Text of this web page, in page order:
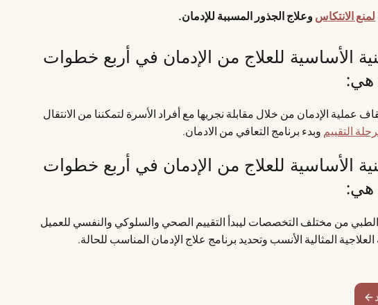
لمنع الانتكاسوعلاج الجذور المسببة للإدمان.
الأساسية للعلاج من الإدمان في أربع خطوات
هي:
عملية الإدمان من خلال مقابلة نجريها مع أفراد الأسرة لتمكننا من الانتقال
التقييم وبدء برنامج التعافي من الادمان.
الأساسية للعلاج من الإدمان في أربع خطوات
هي:
الطبي من مختلف التخصصات ليبدأ التقييم الصحي والسلوكي والنفسي للعميل
المثالية الأنسب وتحديد برنامج علاج الإدمان المناسب للحالة.